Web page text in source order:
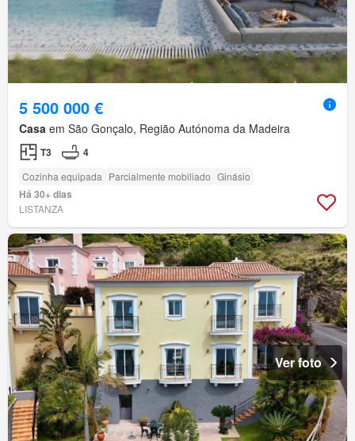
5 500 000 €
Casa em São Gonçalo, Região Autónoma da Madeira
T3 4
Cozinha equipada Parcialmente mobiliado Ginásio
Há 30+ dias
LISTANZA
Ver foto